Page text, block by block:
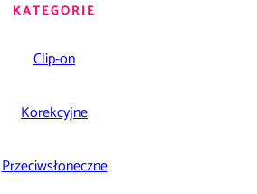
KATEGORIE
Clip-on
Korekcyjne
Przeciwsłoneczne